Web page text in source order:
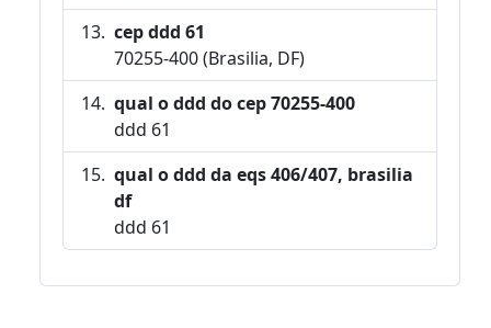
cep ddd 61
70255-400 (Brasilia, DF)
qual o ddd do cep 70255-400
ddd 61
qual o ddd da eqs 406/407, brasilia
df
ddd 61